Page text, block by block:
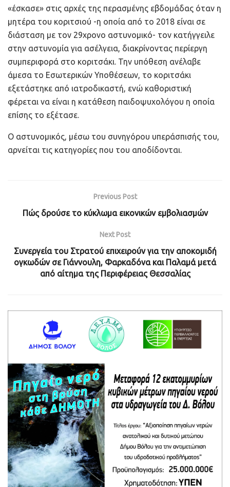
«έσκασε» στις αρχές της περασμένης εβδομάδας όταν η
μητέρα του κοριτσιού -η οποία από το 2018 είναι σε
διάσταση με τον 29χρονο αστυνομικό- τον κατήγγειλε
στην αστυνομία για ασέλγεια, διακρίνοντας περίεργη
συμπεριφορά στο κοριτσάκι. Την υπόθεση ανέλαβε
άμεσα το Εσωτερικών Υποθέσεων, το κοριτσάκι
εξετάστηκε από ιατροδικαστή, ενώ καθοριστική
φέρεται να είναι η κατάθεση παιδοψυχολόγου η οποία
επίσης το εξέτασε.
O αστυνομικός, μέσω του συνηγόρου υπεράσπισής του,
αρνείται τις κατηγορίες που του αποδίδονται.
Previous Post
Πώς δρούσε το κύκλωμα εικονικών εμβολιασμών
Next Post
Συνεργεία του Στρατού επιχειρούν για την αποκομιδή
ογκωδών σε Γιάννουλη, Φαρκαδόνα και Παλαμά μετά
από αίτημα της Περιφέρειας Θεσσαλίας